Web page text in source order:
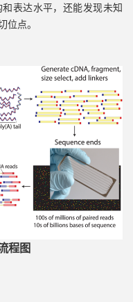
表达水平，还能发现未知
位点。
程图